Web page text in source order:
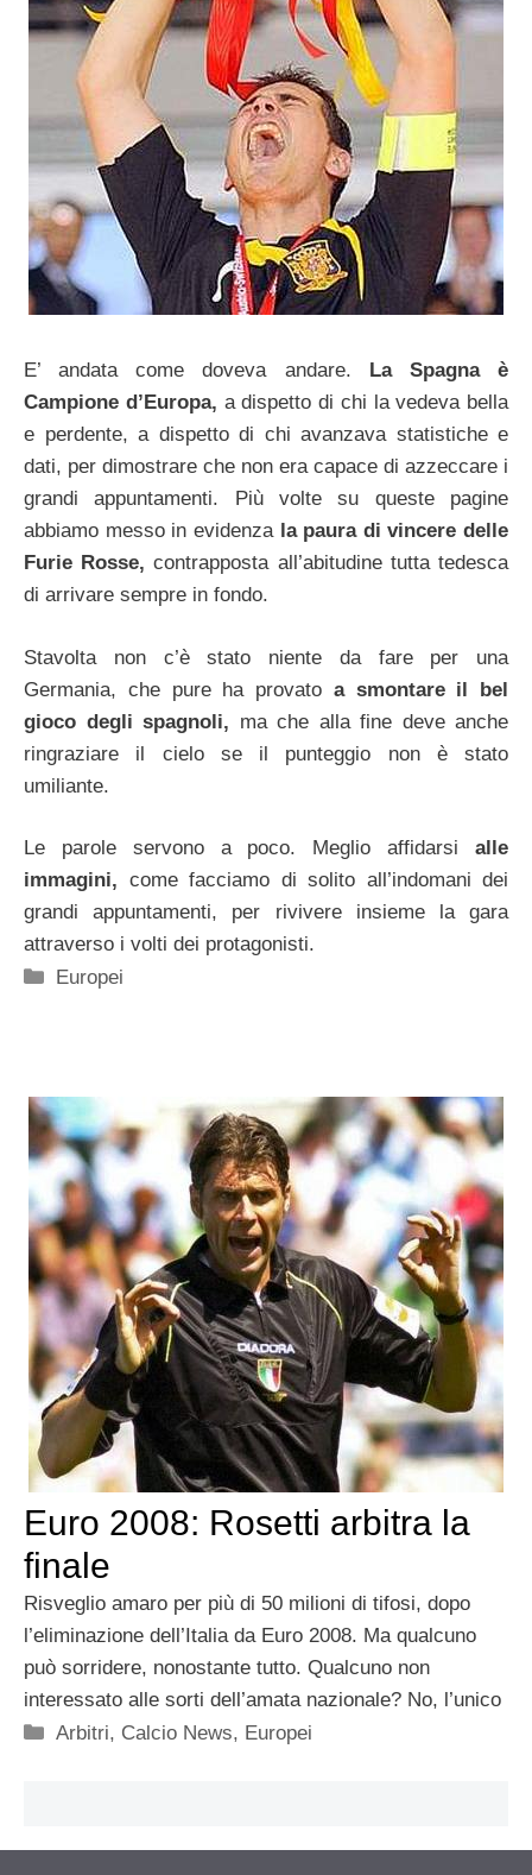
E’ andata come doveva andare.
La Spagna è
Campione d’Europa, a dispetto di chi la vedeva bella
e perdente, a dispetto di chi avanzava statistiche e
dati, per dimostrare che non era capace di azzeccare i
grandi appuntamenti. Più volte su queste pagine
abbiamo messo in evidenza la paura di vincere delle
Furie Rosse, contrapposta all’abitudine tutta tedesca
di arrivare sempre in fondo.
Stavolta non c’è stato niente da fare per una
Germania, che pure ha provato a smontare il bel
gioco degli spagnoli, ma che alla fine deve anche
ringraziare il cielo se il punteggio non è stato
umiliante.
Le parole servono a poco. Meglio affidarsi alle
immagini, come facciamo di solito all’indomani dei
grandi appuntamenti, per rivivere insieme la gara
attraverso i volti dei protagonisti.
Categorie
Europei
Euro 2008: Rosetti arbitra la
finale
Risveglio amaro per più di 50 milioni di tifosi, dopo
l’eliminazione dell’Italia da Euro 2008. Ma qualcuno
può sorridere, nonostante tutto. Qualcuno non
interessato alle sorti dell’amata nazionale? No, l’unico
Categorie
Arbitri, Calcio News, Europei